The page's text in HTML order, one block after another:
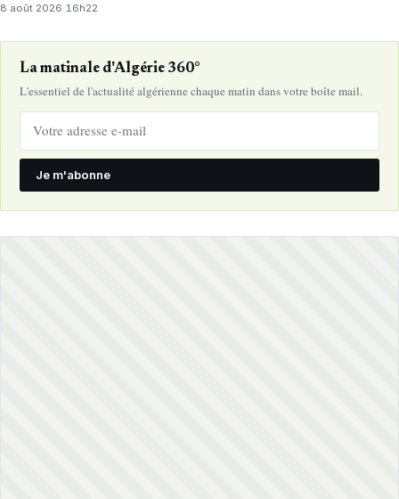
8 août 2026·16h22
La matinale d'Algérie 360°
L'essentiel de l'actualité algérienne chaque matin dans votre boîte mail.
Je m'abonne